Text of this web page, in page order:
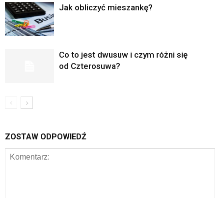
Jak obliczyć mieszankę?
Co to jest dwusuw i czym różni się
od Czterosuwa?
ZOSTAW ODPOWIEDŹ